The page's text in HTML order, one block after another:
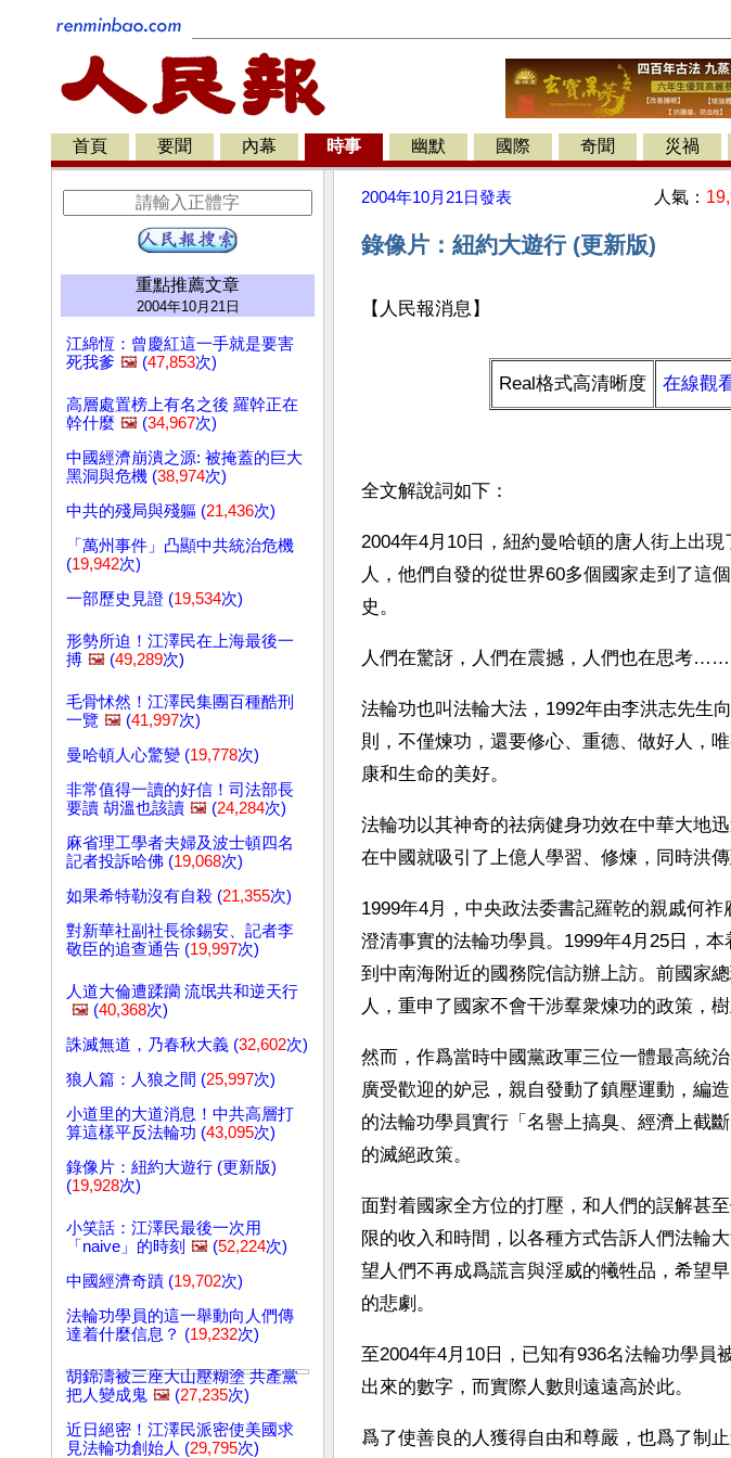
首頁 要聞 內幕 時事 幽默 國際 奇聞 災禍
重點推薦文章
2004年10月21日
江綿恆：曾慶紅這一手就是要害
死我爹 🖼️ (47,853次)
高層處置榜上有名之後 羅幹正在
幹什麼 🖼️ (34,967次)
中國經濟崩潰之源: 被掩蓋的巨大
黑洞與危機 (38,974次)
中共的殘局與殘軀 (21,436次)
「萬州事件」凸顯中共統治危機
(19,942次)
一部歷史見證 (19,534次)
形勢所迫！江澤民在上海最後一
搏 🖼️ (49,289次)
毛骨怵然！江澤民集團百種酷刑
一覽 🖼️ (41,997次)
曼哈頓人心驚變 (19,778次)
非常值得一讀的好信！司法部長
要讀 胡溫也該讀 🖼️ (24,284次)
麻省理工學者夫婦及波士頓四名
記者投訴哈佛 (19,068次)
如果希特勒沒有自殺 (21,355次)
對新華社副社長徐錫安、記者李
敬臣的追查通告 (19,997次)
人道大倫遭蹂躪 流氓共和逆天行
🖼️ (40,368次)
誅滅無道，乃春秋大義 (32,602次)
狼人篇：人狼之間 (25,997次)
小道里的大道消息！中共高層打
算這樣平反法輪功 (43,095次)
錄像片：紐約大遊行 (更新版)
(19,928次)
小笑話：江澤民最後一次用
「naive」的時刻 🖼️ (52,224次)
中國經濟奇蹟 (19,702次)
法輪功學員的這一舉動向人們傳
達着什麼信息？ (19,232次)
胡錦濤被三座大山壓糊塗 共產黨
把人變成鬼 🖼️ (27,235次)
近日絕密！江澤民派密使美國求
見法輪功創始人 (29,795次)
2004年10月21日發表 人氣：
錄像片：紐約大遊行 (更新版)
【人民報消息】
Real格式高清晰度 在線觀
全文解說詞如下：
2004年4月10日，紐約曼哈頓的唐人街上出
人，他們自發的從世界60多個國家走到了這
史。
人們在驚訝，人們在震撼，人們也在思考
法輪功也叫法輪大法，1992年由李洪志先生
則，不僅煉功，還要修心、重德、做好人，
康和生命的美好。
法輪功以其神奇的祛病健身功效在中華大地
在中國就吸引了上億人學習、修煉，同時洪傳
1999年4月，中央政法委書記羅乾的親戚何
澄清事實的法輪功學員。1999年4月25日，
到中南海附近的國務院信訪辦上訪。前國家
人，重申了國家不會干涉羣衆煉功的政策，
然而，作爲當時中國黨政軍三位一體最高統
廣受歡迎的妒忌，親自發動了鎮壓運動，編
的法輪功學員實行「名譽上搞臭、經濟上截
的滅絕政策。
面對着國家全方位的打壓，和人們的誤解甚
限的收入和時間，以各種方式告訴人們法輪
望人們不再成爲謊言與淫威的犧牲品，希望
的悲劇。
至2004年4月10日，已知有936名法輪功學
出來的數字，而實際人數則遠遠高於此。
爲了使善良的人獲得自由和尊嚴，也爲了制